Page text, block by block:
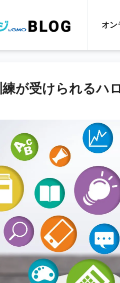
オン
が受けられるハ